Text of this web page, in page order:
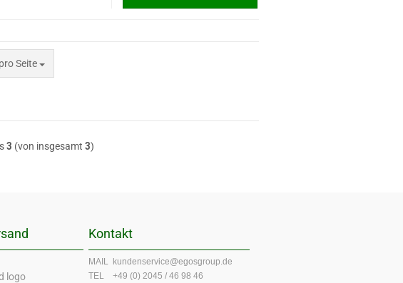
Seite
3 (von insgesamt3)
Kontakt
MAIL kundenservice@egosgroup.de
TEL +49 (0) 2045 / 46 98 46